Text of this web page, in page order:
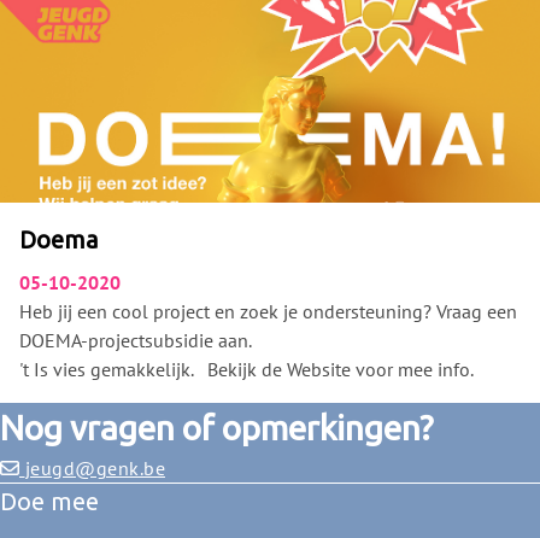
Een glazen kijkdoos waarin verschillende projecten
tentoongesteld worden. Blijf onze instagrampage en dit
event volgen voor het volledige programma!
https://www.instagram.com/jungle_genk/ Di 15/12/2020 –
Zon 27/12/2020
Atelier33 Yuris Di 29/12/2020 – Zon 3/1/2021
LTUL Goeie Jongens 2de Golf DNA-Films
Doema
05-10-2020
Heb jij een cool project en zoek je ondersteuning? Vraag een
DOEMA-projectsubsidie aan.
't Is vies gemakkelijk. Bekijk de Website voor mee info.
Nog vragen of opmerkingen?
jeugd@genk.be
Doe mee